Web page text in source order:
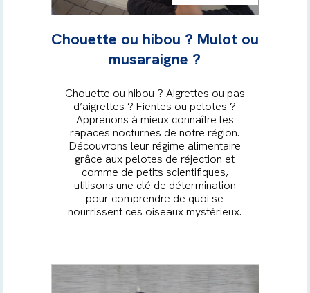
Chouette ou hibou ? Mulot ou
musaraigne ?
Chouette ou hibou ? Aigrettes ou pas
d’aigrettes ? Fientes ou pelotes ?
Apprenons à mieux connaître les
rapaces nocturnes de notre région.
Découvrons leur régime alimentaire
grâce aux pelotes de réjection et
comme de petits scientifiques,
utilisons une clé de détermination
pour comprendre de quoi se
nourrissent ces oiseaux mystérieux.